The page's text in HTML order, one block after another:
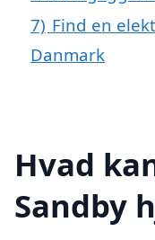
7) Find en
Danmark
Hvad
Sandby